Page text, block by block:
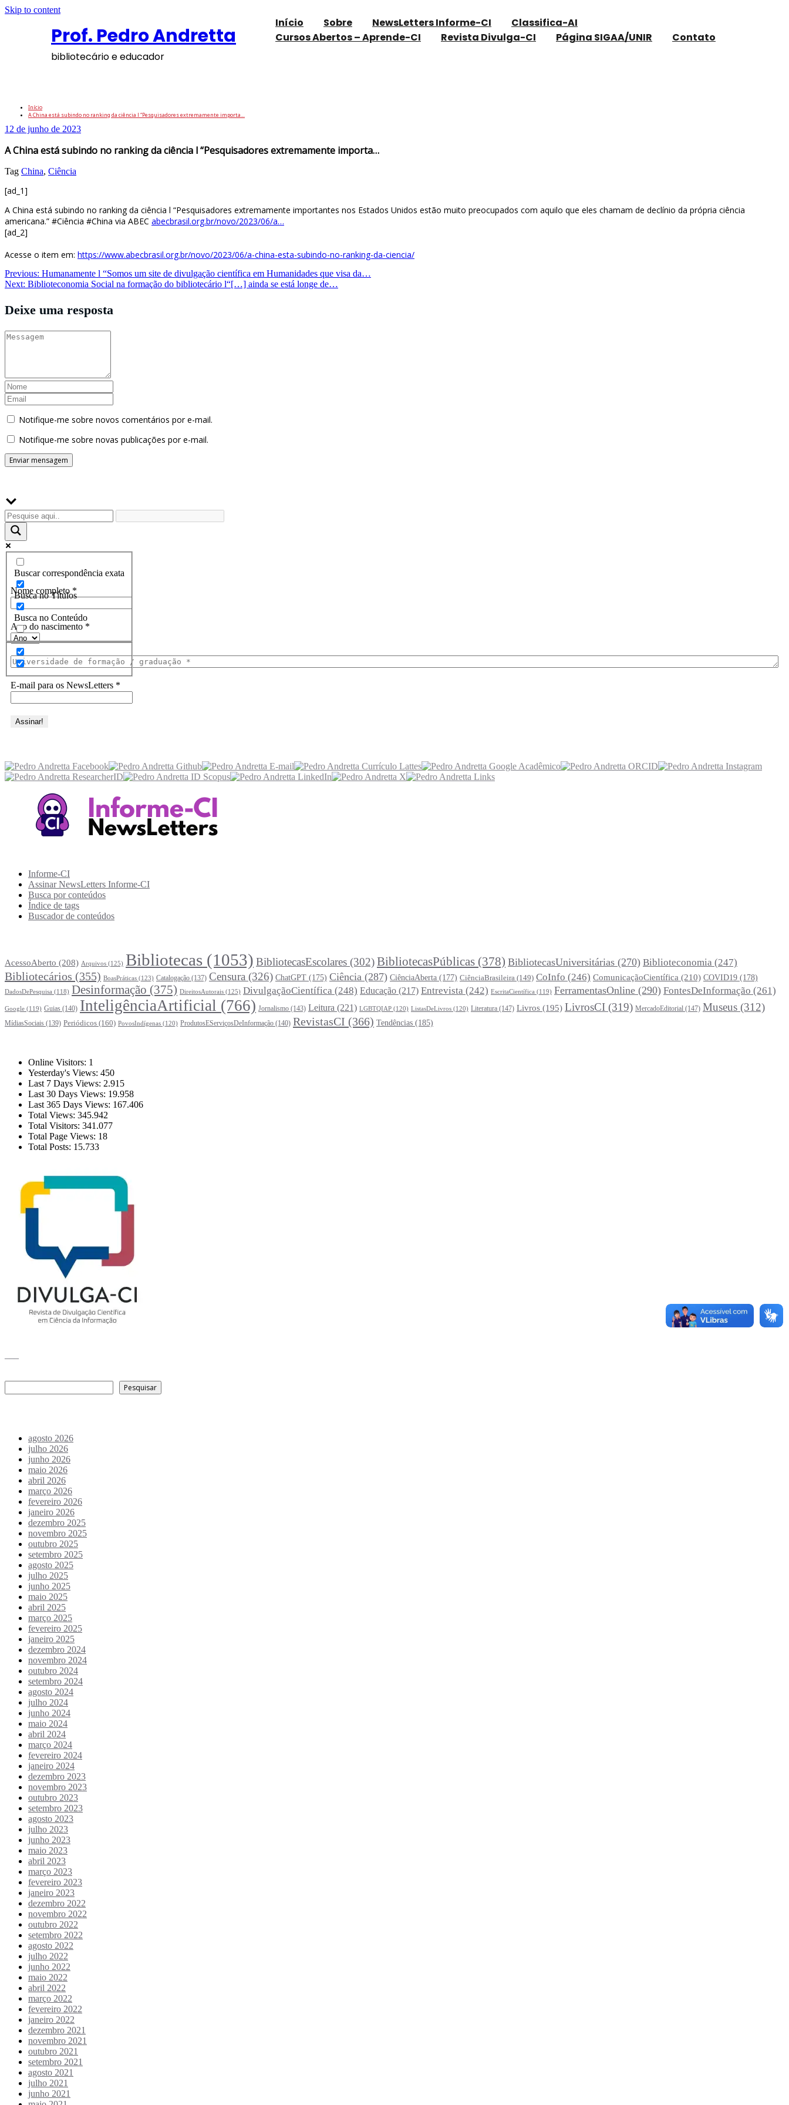
Skip to content
Prof. Pedro Andretta
bibliotecário e educador
Início Sobre NewsLetters Informe-CI
Classifica-AI
Cursos Abertos – Aprende-CI
Revista Divulga-CI Página SIGAA/UNIR Contato
Início
A China está subindo no ranking da ciência l “Pesquisadores extremamente importa…
12 de junho de 2023
A China está subindo no ranking da ciência l “Pesquisadores extremamente importa…
Tag China, Ciência
[ad_1]
A China está subindo no ranking da ciência l “Pesquisadores extremamente importantes nos Estados Unidos estão muito preocupados com aquilo que eles chamam de declínio da própria ciência
americana.” #Ciência #China via ABEC abecbrasil.org.br/novo/2023/06/a…
[ad_2]
Acesse o item em: https://www.abecbrasil.org.br/novo/2023/06/a-china-esta-subindo-no-ranking-da-ciencia/
Navegação
de
Post
Previous: Humanamente l “Somos um site de divulgação científica em Humanidades que visa da…
Next: Biblioteconomia Social na formação do bibliotecário l“[…] ainda se está longe de…
Deixe uma resposta
Notifique-me sobre novos comentários por e-mail.
Notifique-me sobre novas publicações por e-mail.
Buscar correspondência exata
Busca no Títulos
Busca no Conteúdo
Assine a Informe-CI NewsLetters
Nome completo *
Ano do nascimento *
E-mail para os NewsLetters *
Informe-CI
Assinar NewsLetters Informe-CI
Busca por conteúdos
Índice de tags
Buscador de conteúdos
AcessoAberto (208) Arquivos (125) Bibliotecas (1053) BibliotecasEscolares (302)BibliotecasPúblicas (378) BibliotecasUniversitárias (270) Biblioteconomia (247)
Bibliotecários (355) BoasPráticas (123) Catalogação (137) Censura (326) ChatGPT (175) Ciência (287) CiênciaAberta (177) CiênciaBrasileira (149) CoInfo (246) ComunicaçãoCientífica (210) COVID19 (178)
DadosDePesquisa (118) Desinformação (375) DireitosAutorais (125) DivulgaçãoCientífica (248) Educação (217) Entrevista (242) EscritaCientífica (119) FerramentasOnline (290) FontesDeInformação (261)
Google (119) Guias (140) InteligênciaArtificial (766) Jornalismo (143) Leitura (221) LGBTQIAP (120) ListasDeLivros (120) Literatura (147) Livros (195) LivrosCI (319) MercadoEditorial (147) Museus (312)
MídiasSociais (139) Periódicos (160) PovosIndígenas (120) ProdutosEServiçosDeInformação (140) RevistasCI (366) Tendências (185)
Online Visitors: 1
Yesterday's Views: 450
Last 7 Days Views: 2.915
Last 30 Days Views: 19.958
Last 365 Days Views: 167.406
Total Views: 345.942
Total Visitors: 341.077
Total Page Views: 18
Total Posts: 15.733
Pesquisar
agosto 2026
julho 2026
junho 2026
maio 2026
abril 2026
março 2026
fevereiro 2026
janeiro 2026
dezembro 2025
novembro 2025
outubro 2025
setembro 2025
agosto 2025
julho 2025
junho 2025
maio 2025
abril 2025
março 2025
fevereiro 2025
janeiro 2025
dezembro 2024
novembro 2024
outubro 2024
setembro 2024
agosto 2024
julho 2024
junho 2024
maio 2024
abril 2024
março 2024
fevereiro 2024
janeiro 2024
dezembro 2023
novembro 2023
outubro 2023
setembro 2023
agosto 2023
julho 2023
junho 2023
maio 2023
abril 2023
março 2023
fevereiro 2023
janeiro 2023
dezembro 2022
novembro 2022
outubro 2022
setembro 2022
agosto 2022
julho 2022
junho 2022
maio 2022
abril 2022
março 2022
fevereiro 2022
janeiro 2022
dezembro 2021
novembro 2021
outubro 2021
setembro 2021
agosto 2021
julho 2021
junho 2021